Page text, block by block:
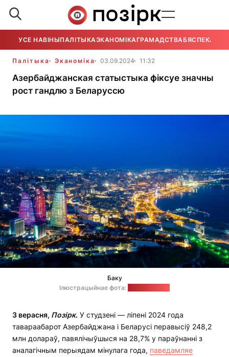
УСЕ НАВІНЫПАЛІТЫКАЭКАНОМІКАГРАМАДСТВАБЯСПЕКА
Палітыка Эканоміка 03.09.2024 11:32
Азербайджанская статыстыка фіксуе значны
рост гандлю з Беларуссю
Баку
Ілюстрацыйнае фота:
3 верасня, Позірк. У студзені — ліпені 2024 года
тавараабарот Азербайджана і Беларусі перавысіў 248,2
млн долараў, павялічыўшыся на 28,7% у параўнанні з
аналагічным перыядам мінулага года, паведамляе